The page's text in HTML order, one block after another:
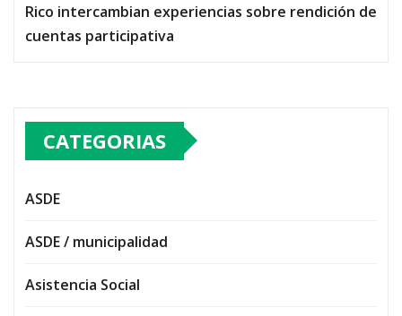
Rico intercambian experiencias sobre rendición de
cuentas participativa
CATEGORIAS
ASDE
ASDE / municipalidad
Asistencia Social